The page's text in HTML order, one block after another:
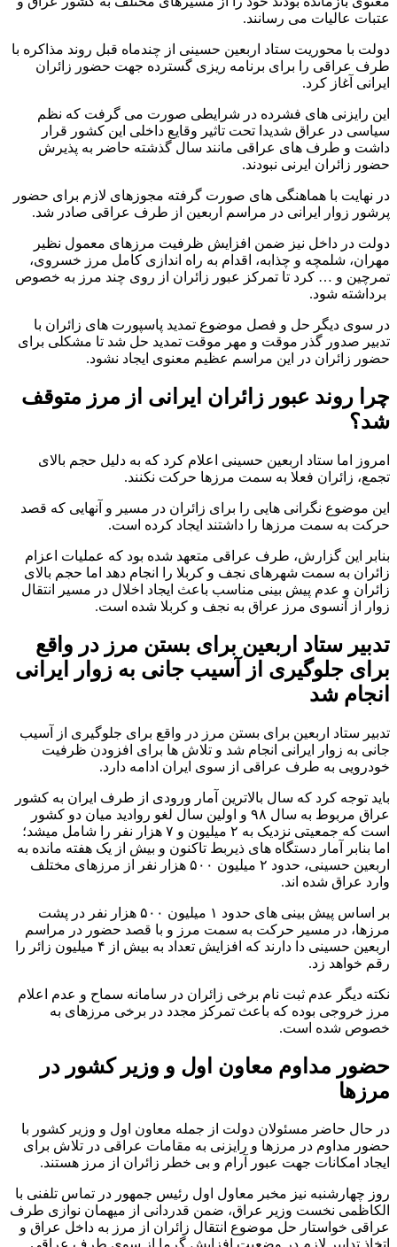
عتبات عالیات می رسانند.
دولت با محوریت ستاد اربعین حسینی از چندماه قبل روند مذاکره با
طرف عراقی را برای برنامه ریزی گسترده جهت حضور زائران
ایرانی آغاز کرد.
این رایزنی های فشرده در شرایطی صورت می گرفت که نظم
سیاسی در عراق شدیدا تحت تاثیر وقایع داخلی این کشور قرار
داشت و طرف های عراقی مانند سال گذشته حاضر به پذیرش
حضور زائران ایرنی نبودند.
در نهایت با هماهنگی های صورت گرفته مجوزهای لازم برای حضور
پرشور زوار ایرانی در مراسم اربعین از طرف عراقی صادر شد.
دولت در داخل نیز ضمن افزایش ظرفیت مرزهای معمول نظیر
مهران، شلمچه و چذابه، اقدام به راه اندازی کامل مرز خسروی،
تمرچین و … کرد تا تمرکز عبور زائران از روی چند مرز به خصوص
برداشته شود.
در سوی دیگر حل و فصل موضوع تمدید پاسپورت های زائران با
تدبیر صدور گذر موقت و مهر موقت تمدید حل شد تا مشکلی برای
حضور زائران در این مراسم عظیم معنوی ایجاد نشود.
چرا روند عبور زائران ایرانی از مرز متوقف
شد؟
امروز اما ستاد اربعین حسینی اعلام کرد که به دلیل حجم بالای
تجمع، زائران فعلا به سمت مرزها حرکت نکنند.
این موضوع نگرانی هایی را برای زائران در مسیر و آنهایی که قصد
حرکت به سمت مرزها را داشتند ایجاد کرده است.
بنابر این گزارش، طرف عراقی متعهد شده بود که عملیات اعزام
زائران به سمت شهرهای نجف و کربلا را انجام دهد اما حجم بالای
زائران و عدم پیش بینی مناسب باعث ایجاد اخلال در مسیر انتقال
زوار از آنسوی مرز عراق به نجف و کربلا شده است.
تدبیر ستاد اربعین برای بستن مرز در واقع
برای جلوگیری از آسیب جانی به زوار ایرانی
انجام شد
تدبیر ستاد اربعین برای بستن مرز در واقع برای جلوگیری از آسیب
جانی به زوار ایرانی انجام شد و تلاش ها برای افزودن ظرفیت
خودرویی به طرف عراقی از سوی ایران ادامه دارد.
باید توجه کرد که سال بالاترین آمار ورودی از طرف ایران به کشور
عراق مربوط به سال ۹۸ و اولین سال لغو روادید میان دو کشور
است که جمعیتی نزدیک به ۲ میلیون و ۷ هزار نفر را شامل میشد؛
اما بنابر آمار دستگاه های ذیربط تاکنون و بیش از یک هفته مانده به
اربعین حسینی، حدود ۲ میلیون ۵۰۰ هزار نفر از مرزهای مختلف
وارد عراق شده اند.
بر اساس پیش بینی های حدود ۱ میلیون ۵۰۰ هزار نفر در پشت
مرزها، در مسیر حرکت به سمت مرز و با قصد حضور در مراسم
اربعین حسینی دا دارند که افزایش تعداد به بیش از ۴ میلیون زائر را
رقم خواهد زد.
نکته دیگر عدم ثبت نام برخی زائران در سامانه سماح و عدم اعلام
مرز خروجی بوده که باعث تمرکز مجدد در برخی مرزهای به
خصوص شده است.
حضور مداوم معاون اول و وزیر کشور در
مرزها
در حال حاضر مسئولان دولت از جمله معاون اول و وزیر کشور با
حضور مداوم در مرزها و رایزنی به مقامات عراقی در تلاش برای
ایجاد امکانات جهت عبور آرام و بی خطر زائران از مرز هستند.
روز چهارشنبه نیز مخبر معاول اول رئیس جمهور در تماس تلفنی با
الکاظمی نخست وزیر عراق، ضمن قدردانی از میهمان نوازی طرف
عراقی خواستار حل موضوع انتقال زائران از مرز به داخل عراق و